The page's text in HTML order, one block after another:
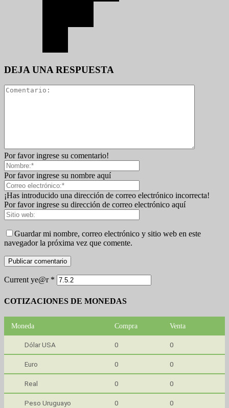
DEJA UNA RESPUESTA
Por favor ingrese su comentario!
Por favor ingrese su nombre aquí
¡Has introducido una dirección de correo electrónico incorrecta!
Por favor ingrese su dirección de correo electrónico aquí
Guardar mi nombre, correo electrónico y sitio web en este
navegador la próxima vez que comente.
Current ye@r *
COTIZACIONES DE MONEDAS
Moneda Compra Venta
Dólar USA 0 0
Euro 0 0
Real 0 0
Peso Uruguayo 0 0